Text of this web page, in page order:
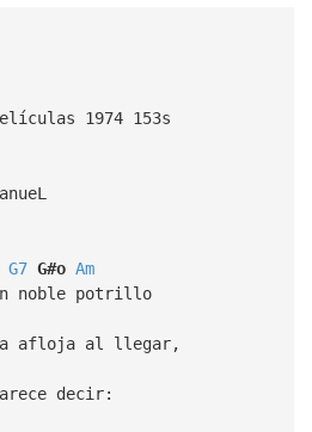
1974 153s
G7 G#o Am
noble potrillo
afloja al llegar,
decir: